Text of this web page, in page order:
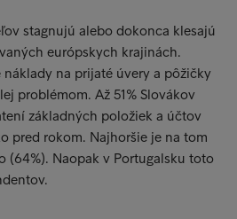
stagnujú alebo dokonca klesajú
európskych krajinách.
náklady na prijaté úvery a pôžičky
problémom. Až 51% Slovákov
základných položiek a účtov
pred rokom. Najhoršie je na tom
(64%). Naopak v Portugalsku toto